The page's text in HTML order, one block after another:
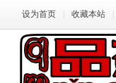
设为首页 收藏本站